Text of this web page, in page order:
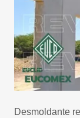
Desmoldante